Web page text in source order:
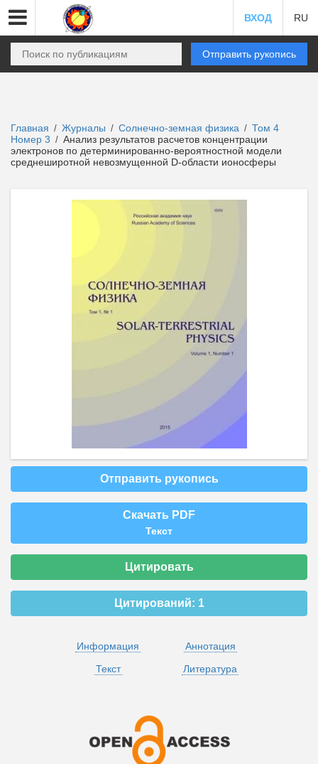
ВХОД RU
Отправить рукопись
Главная / Журналы / Солнечно-земная физика / Том 4
Номер 3 / Анализ результатов расчетов концентрации
электронов по детерминированно-вероятностной модели
среднеширотной невозмущенной D-области ионосферы
Отправить рукопись
Скачать PDF
Текст
Цитировать
Цитирований: 1
Информация
Аннотация
Текст
Литература